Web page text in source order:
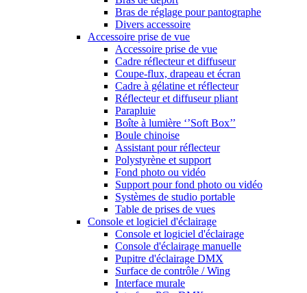
Bras de réglage pour pantographe
Divers accessoire
Accessoire prise de vue
Accessoire prise de vue
Cadre réflecteur et diffuseur
Coupe-flux, drapeau et écran
Cadre à gélatine et réflecteur
Réflecteur et diffuseur pliant
Parapluie
Boîte à lumière ‘’Soft Box’’
Boule chinoise
Assistant pour réflecteur
Polystyrène et support
Fond photo ou vidéo
Support pour fond photo ou vidéo
Systèmes de studio portable
Table de prises de vues
Console et logiciel d'éclairage
Console et logiciel d'éclairage
Console d'éclairage manuelle
Pupitre d'éclairage DMX
Surface de contrôle / Wing
Interface murale